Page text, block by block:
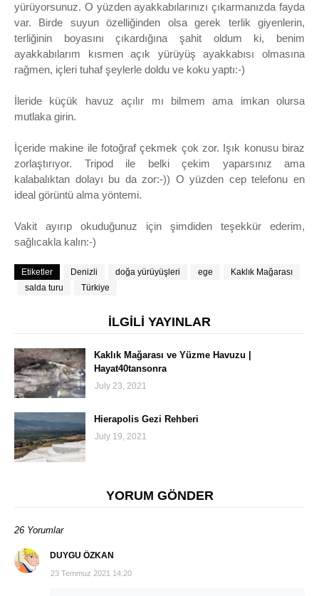
yürüyorsunuz. O yüzden ayakkabılarınızı çıkarmanızda fayda
var. Birde suyun özelliğinden olsa gerek terlik giyenlerin,
terliğinin boyasını çıkardığına şahit oldum ki, benim
ayakkabılarım kısmen açık yürüyüş ayakkabısı olmasına
rağmen, içleri tuhaf şeylerle doldu ve koku yaptı:-)
İleride küçük havuz açılır mı bilmem ama imkan olursa
mutlaka girin.
İçeride makine ile fotoğraf çekmek çok zor. Işık konusu biraz
zorlaştırıyor. Tripod ile belki çekim yaparsınız ama
kalabalıktan dolayı bu da zor:-)) O yüzden cep telefonu en
ideal görüntü alma yöntemi.
Vakit ayırıp okuduğunuz için şimdiden teşekkür ederim,
sağlıcakla kalın:-)
Etiketler Denizli doğa yürüyüşleri ege
Kaklık Mağarası
salda turu
Türkiye
İLGİLİ YAYINLAR
Kaklık Mağarası ve Yüzme Havuzu |
Hayat40tansonra
July 23, 2021
Hierapolis Gezi Rehberi
July 19, 2021
YORUM GÖNDER
26 Yorumlar
DUYGU ÖZKAN
23 Temmuz 2021 14:20